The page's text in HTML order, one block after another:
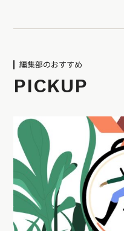
編集部のおすすめ
PICKUP